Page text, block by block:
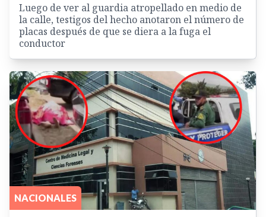
Luego de ver al guardia atropellado en medio de
la calle, testigos del hecho anotaron el número de
placas después de que se diera a la fuga el
conductor
NACIONALES